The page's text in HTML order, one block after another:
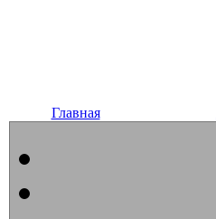
Главная